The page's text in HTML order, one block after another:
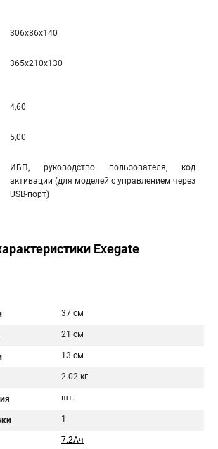
306x86x140
365x210x130
4,60
5,00
ИБП, руководство пользователя, код
активации (для моделей с управлением через
USB-порт)
Exegate
37 см
21 см
13 см
2.02 кг
шт.
1
7.2Aч